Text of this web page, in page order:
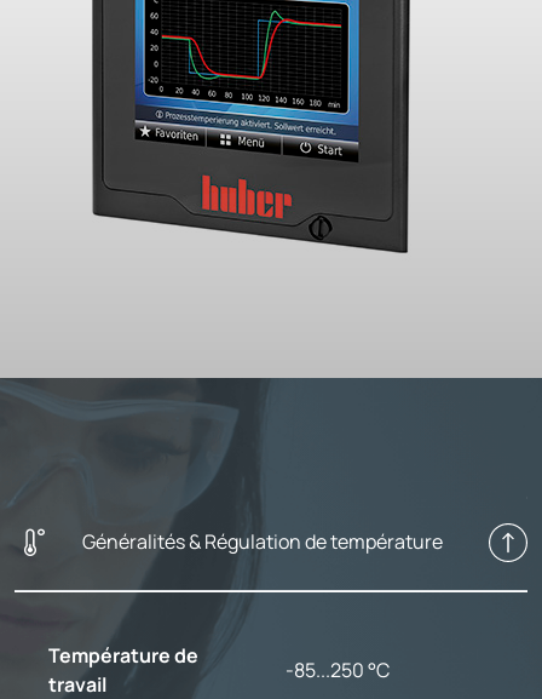
Généralités & Régulation de température
Température de
travail
-85...250 °C